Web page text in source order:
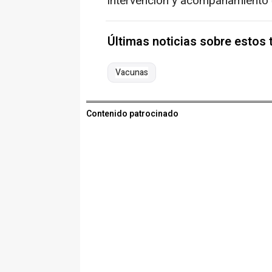
Últimas noticias sobre estos
Vacunas
Contenido patrocinado